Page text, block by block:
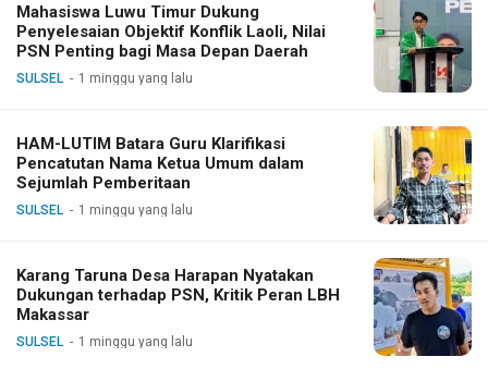
Mahasiswa Luwu Timur Dukung
Penyelesaian Objektif Konflik Laoli, Nilai
PSN Penting bagi Masa Depan Daerah
SULSEL 1 minggu yang lalu
HAM-LUTIM Batara Guru Klarifikasi
Pencatutan Nama Ketua Umum dalam
Sejumlah Pemberitaan
SULSEL 1 minggu yang lalu
Karang Taruna Desa Harapan Nyatakan
Dukungan terhadap PSN, Kritik Peran LBH
Makassar
SULSEL 1 minggu yang lalu